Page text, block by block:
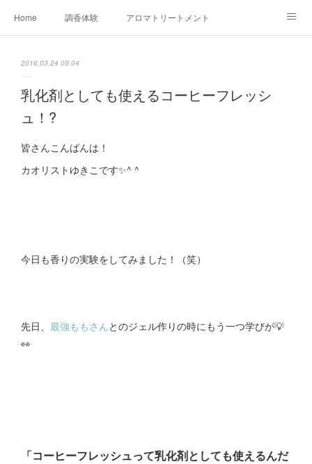
Home 調香体験 アロマトリートメントMenu
Ameblo
2016.03.24 09:04
乳化剤としても使えるコーヒーフレッシ
ュ！?
皆さんこんばんは！
カオリストゆきこです✨^ ^
今日も香りの実験をしてみました！（笑）
先日、 最強ももさんとのジェル作りの時にもう一つ学びが💡
👀
「コーヒーフレッシュって乳化剤としても使えるんだ